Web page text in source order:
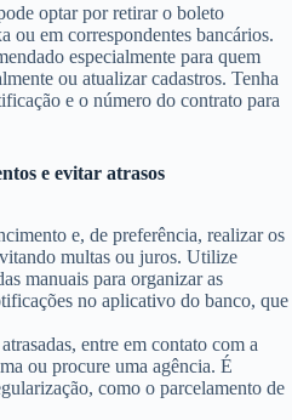
optar por retirar o boleto
ou em correspondentes bancários.
especialmente para quem
ou atualizar cadastros. Tenha
e o número do contrato para
e evitar atrasos
e, de preferência, realizar os
multas ou juros. Utilize
manuais para organizar as
no aplicativo do banco, que
entre em contato com a
ou procure uma agência. É
como o parcelamento de